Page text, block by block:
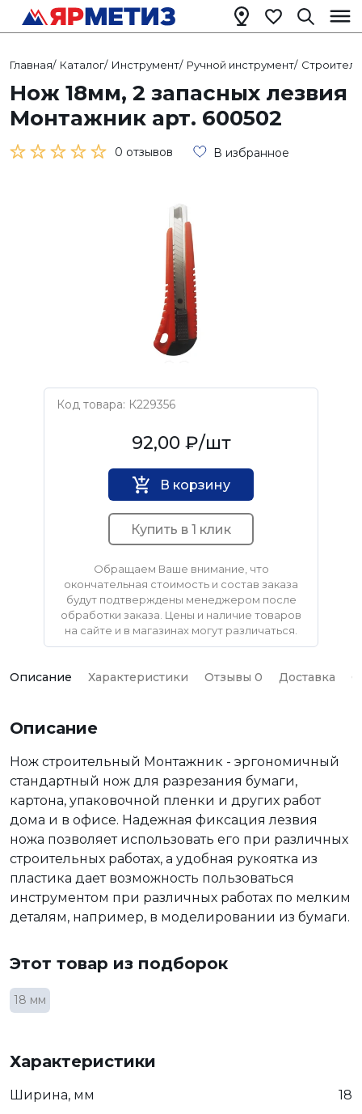
Главная/ Каталог/ Инструмент/ Ручной инструмент/
Нож 18мм, 2 запасных лезвия
Монтажник арт. 600502
0 отзывов В избранное
Код товара: К229356
Монтажник92,00 ₽/шт
В корзину
Купить в 1 клик
Обращаем Ваше внимание, что
окончательная стоимость и состав заказа
будут подтверждены менеджером после
обработки заказа. Цены и наличие товаров
на сайте и в магазинах могут различаться.
Описание Характеристики Отзывы 0 Доставка
Описание
Нож строительный Монтажник - эргономичный
стандартный нож для разрезания бумаги,
картона, упаковочной пленки и других работ
дома и в офисе. Надежная фиксация лезвия
ножа позволяет использовать его при различных
строительных работах, а удобная рукоятка из
пластика дает возможность пользоваться
инструментом при различных работах по мелким
деталям, например, в моделировании из бумаги.
Этот товар из подборок
18 мм
Характеристики
Ширина, мм
18